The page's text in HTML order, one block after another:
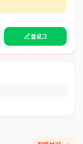
블로그